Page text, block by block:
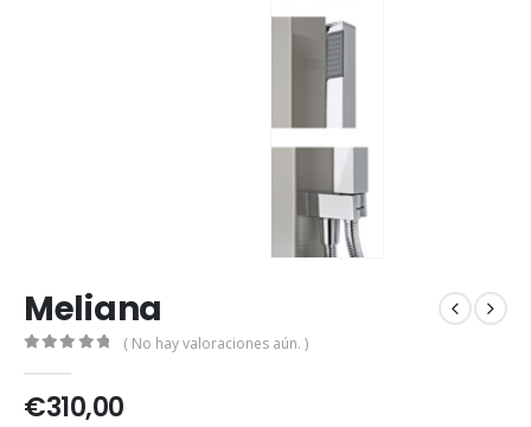
Meliana
( No hay valoraciones aún. )
€310,00